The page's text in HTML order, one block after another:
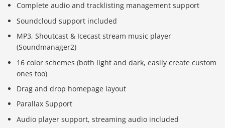
Complete audio and tracklisting management support
Soundcloud support included
MP3, Shoutcast & Icecast stream music player
(Soundmanager2)
16 color schemes (both light and dark, easily create custom
ones too)
Drag and drop homepage layout
Parallax Support
Audio player support, streaming audio included